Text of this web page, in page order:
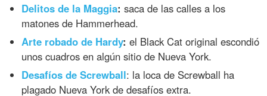
Delitos de la Maggia: saca de las calles a los
matones de Hammerhead.
Arte robado de Hardy: el Black Cat original escondió
unos cuadros en algún sitio de Nueva York.
Desafíos de Screwball: la loca de Screwball ha
plagado Nueva York de desafíos extra.